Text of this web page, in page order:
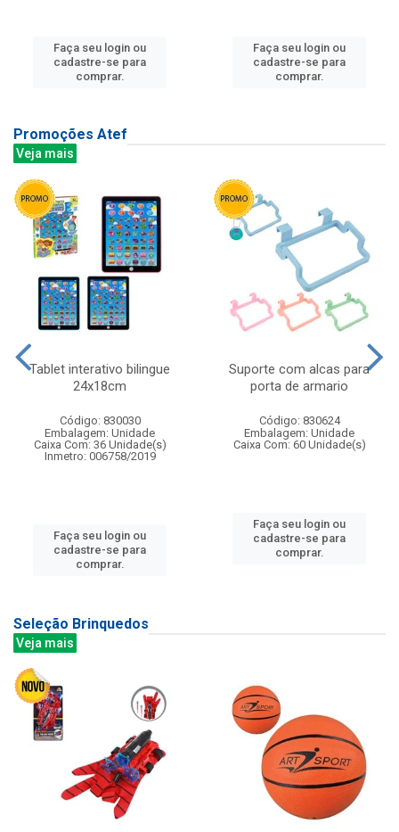
Faça seu login ou
cadastre-se para
comprar.
Faça seu login ou
cadastre-se para
comprar.
Promoções Atef
Veja mais
Tablet interativo bilingue
24x18cm
Código: 830030
Embalagem: Unidade
Caixa Com: 36 Unidade(s)
Inmetro: 006758/2019
Faça seu login ou
cadastre-se para
comprar.
Suporte com alcas para
porta de armario
Código: 830624
Embalagem: Unidade
Caixa Com: 60 Unidade(s)
Faça seu login ou
cadastre-se para
comprar.
Seleção Brinquedos
Veja mais